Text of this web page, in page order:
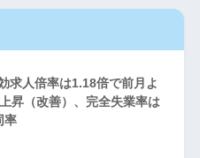
求人倍率は1.18倍で前月よ
昇（改善）、完全失業率は
率